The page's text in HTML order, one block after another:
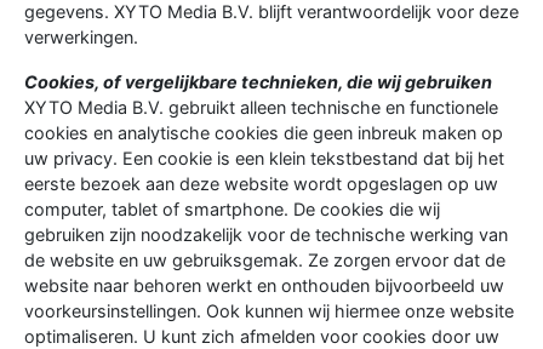
gegevens. XYTO Media B.V. blijft verantwoordelijk voor deze
verwerkingen.
Cookies, of vergelijkbare technieken, die wij gebruiken
XYTO Media B.V. gebruikt alleen technische en functionele
cookies en analytische cookies die geen inbreuk maken op
uw privacy. Een cookie is een klein tekstbestand dat bij het
eerste bezoek aan deze website wordt opgeslagen op uw
computer, tablet of smartphone. De cookies die wij
gebruiken zijn noodzakelijk voor de technische werking van
de website en uw gebruiksgemak. Ze zorgen ervoor dat de
website naar behoren werkt en onthouden bijvoorbeeld uw
voorkeursinstellingen. Ook kunnen wij hiermee onze website
optimaliseren. U kunt zich afmelden voor cookies door uw